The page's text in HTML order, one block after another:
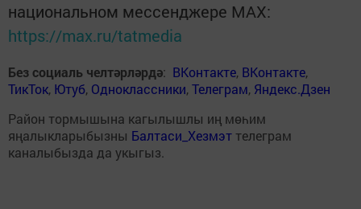
национальном мессенджере MАХ:
https://max.ru/tatmedia
Без социаль челтәрләрдә: ВКонтакте, ВКонтакте,
ТикТок, Ютуб, Одноклассники,Телеграм, Яндекс.Дзен
Район тормышына кагылышлы иң мөһим
яңалыкларыбызны Балтаси_Хезмэт телеграм
каналыбызда да укыгыз.